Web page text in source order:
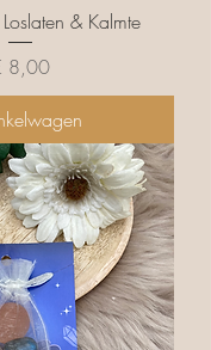
& Kalmte
8,00